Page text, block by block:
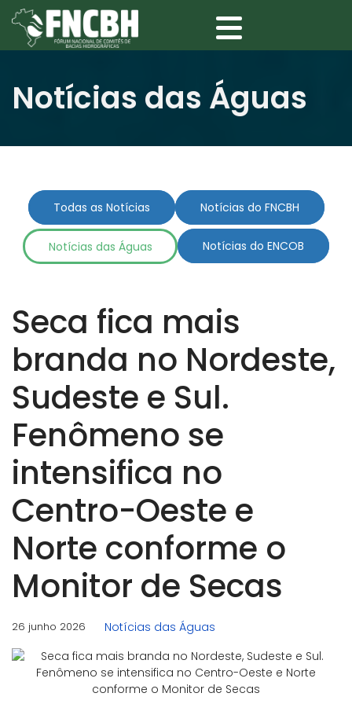
Notícias das Águas
Todas as Notícias Notícias do FNCBH
Notícias das Águas Notícias do ENCOB
Seca fica mais
branda no Nordeste,
Sudeste e Sul.
Fenômeno se
intensifica no
Centro-Oeste e
Norte conforme o
Monitor de Secas
26 junho 2026 Notícias das Águas